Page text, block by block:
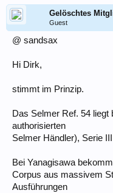
Gelöschtes
Guest
@ sandsax
Hi Dirk,
stimmt im Prinzip.
Das Selmer Ref. 54 liegt
authorisierten
Selmer Händler), Serie
Bei Yanagisawa
Corpus aus massivem
Ausführungen